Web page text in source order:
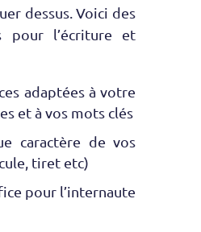
dessus. Voici des
pour l’écriture et
adaptées à votre
et à vos mots clés
caractère de vos
tiret etc)
pour l’internaute